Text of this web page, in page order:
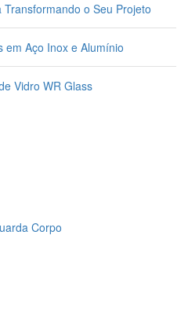
o Seu Projeto
em Aço Inox e Alumínio
Vidro WR Glass
Corpo